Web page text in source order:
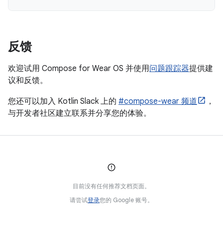
反馈
欢迎试用 Compose for Wear OS 并使用问题跟踪器提供建
议和反馈。
您还可以加入 Kotlin Slack 上的 #compose-wear 频道
，
与开发者社区建立联系并分享您的体验。
目前没有任何推荐文档页面。
请尝试登录您的 Google 账号。